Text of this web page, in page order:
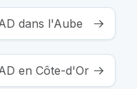
dans l'Aube
en Côte-d'Or